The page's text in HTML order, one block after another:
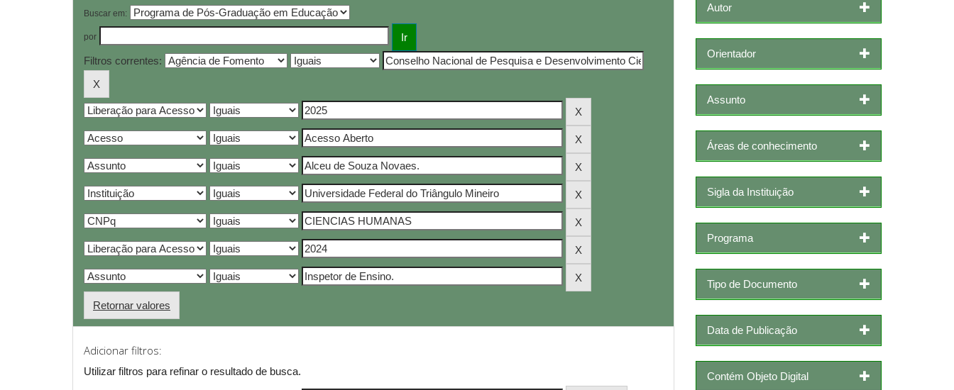
Buscar em:
por
Filtros correntes:
Retornar valores
Adicionar filtros:
Utilizar filtros para refinar o resultado de busca.
Autor
Orientador
Assunto
Áreas de conhecimento
Sigla da Instituição
Programa
Tipo de Documento
Data de Publicação
Contém Objeto Digital